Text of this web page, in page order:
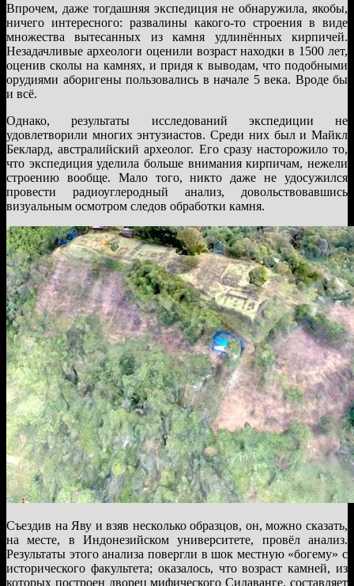
Впрочем, даже тогдашняя экспедиция не обнаружила, якобы,
ничего интересного: развалины какого-то строения в виде
множества вытесанных из камня удлинённых кирпичей.
Незадачливые археологи оценили возраст находки в 1500 лет,
оценив сколы на камнях, и придя к выводам, что подобными
орудиями аборигены пользовались в начале 5 века. Вроде бы
и всё.
Однако, результаты исследований экспедиции не
удовлетворили многих энтузиастов. Среди них был и Майкл
Беклард, австралийский археолог. Его сразу насторожило то,
что экспедиция уделила больше внимания кирпичам, нежели
строению вообще. Мало того, никто даже не удосужился
провести радиоуглеродный анализ, довольствовавшись
визуальным осмотром следов обработки камня.
Съездив на Яву и взяв несколько образцов, он, можно сказать,
на месте, в Индонезийском университете, провёл анализ.
Результаты этого анализа повергли в шок местную «богему» с
исторического факультета; оказалось, что возраст камней, из
которых построен дворец мифического Силаванге, составляет